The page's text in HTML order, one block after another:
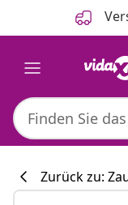
Zurück zu: